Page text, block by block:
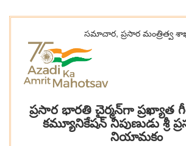
సమాచార, ప్రసార మంత్రిత్వ
ప్రసార భారతి చైర్మన్‌గా
కమ్యూనికేషన్ నిపుణుడు శ్రీ
నియామకం